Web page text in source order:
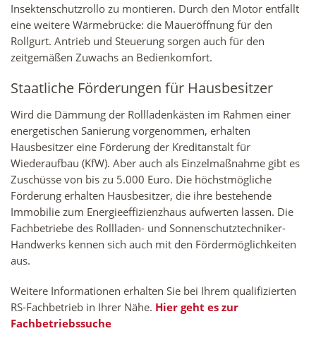
Insektenschutzrollo zu montieren. Durch den Motor entfällt
eine weitere Wärmebrücke: die Maueröffnung für den
Rollgurt. Antrieb und Steuerung sorgen auch für den
zeitgemäßen Zuwachs an Bedienkomfort.
Staatliche Förderungen für Hausbesitzer
Wird die Dämmung der Rollladenkästen im Rahmen einer
energetischen Sanierung vorgenommen, erhalten
Hausbesitzer eine Förderung der Kreditanstalt für
Wiederaufbau (KfW). Aber auch als Einzelmaßnahme gibt es
Zuschüsse von bis zu 5.000 Euro. Die höchstmögliche
Förderung erhalten Hausbesitzer, die ihre bestehende
Immobilie zum Energieeffizienzhaus aufwerten lassen. Die
Fachbetriebe des Rollladen- und Sonnenschutztechniker-
Handwerks kennen sich auch mit den Fördermöglichkeiten
aus.
Weitere Informationen erhalten Sie bei Ihrem qualifizierten
RS-Fachbetrieb in Ihrer Nähe. Hier geht es zur
Fachbetriebssuche